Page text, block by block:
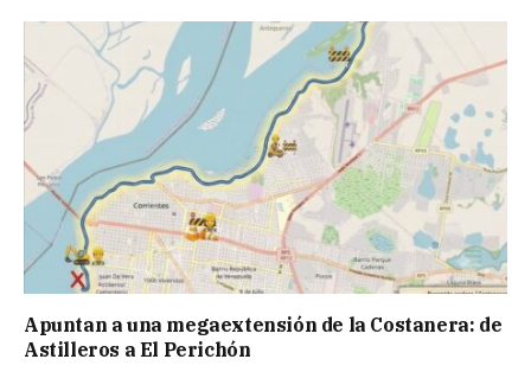
Apuntan a una megaextensión de la Costanera: de
Astilleros a El Perichón